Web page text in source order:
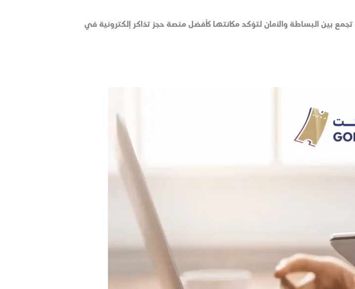
بين البساطة والأمان لتؤكد مكانتها كأفضل منصة حجز تذاكر إلكترونية في